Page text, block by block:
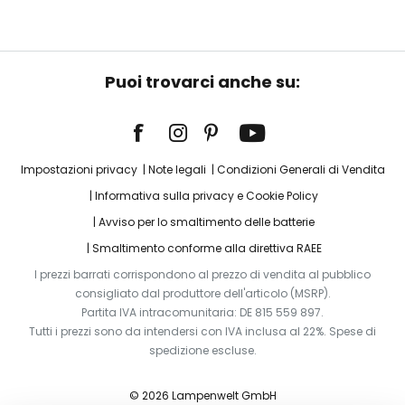
Puoi trovarci anche su:
Impostazioni privacy Note legali
Condizioni Generali di Vendita
Informativa sulla privacy e Cookie Policy
Avviso per lo smaltimento delle batterie
Smaltimento conforme alla direttiva RAEE
I prezzi barrati corrispondono al prezzo di vendita al pubblico
consigliato dal produttore dell'articolo (MSRP).
Partita IVA intracomunitaria: DE 815 559 897.
Tutti i prezzi sono da intendersi con IVA inclusa al 22%. Spese di
spedizione escluse.
© 2026 Lampenwelt GmbH